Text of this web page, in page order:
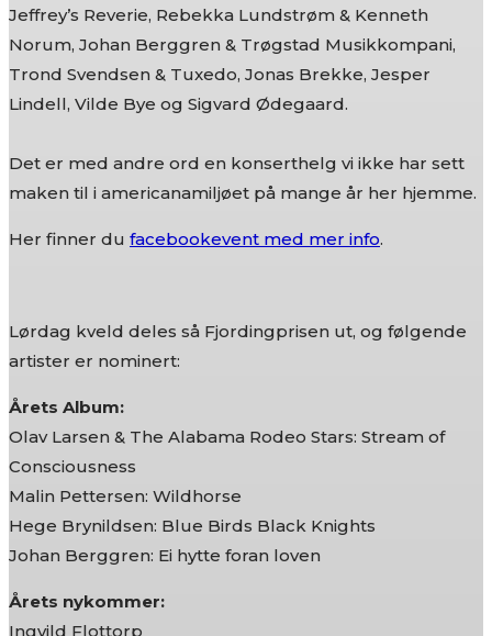
Jeffrey’s Reverie, Rebekka Lundstrøm & Kenneth
Norum, Johan Berggren & Trøgstad Musikkompani,
Trond Svendsen & Tuxedo, Jonas Brekke, Jesper
Lindell, Vilde Bye og Sigvard Ødegaard.
Det er med andre ord en konserthelg vi ikke har sett
maken til i americanamiljøet på mange år her hjemme.
Her finner du facebookevent med mer info.
Lørdag kveld deles så Fjordingprisen ut, og følgende
artister er nominert:
Årets Album:
Olav Larsen & The Alabama Rodeo Stars: Stream of
Consciousness
Malin Pettersen: Wildhorse
Hege Brynildsen: Blue Birds Black Knights
Johan Berggren: Ei hytte foran loven
Årets nykommer:
Ingvild Flottorp